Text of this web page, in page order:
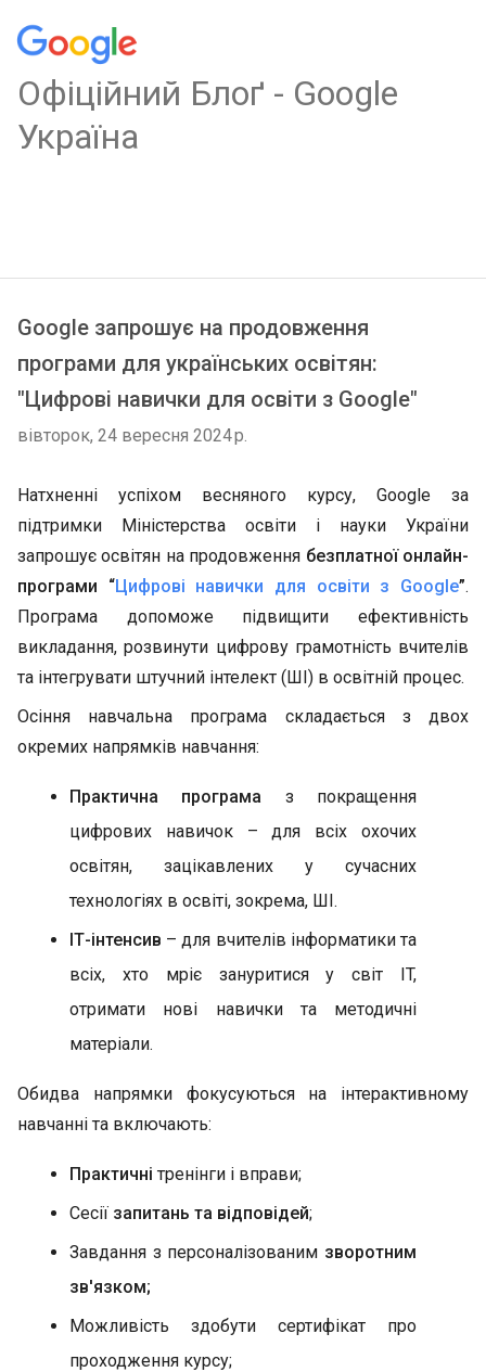
Oфіційний Блоґ - Google
Україна
Google запрошує на продовження
програми для українських освітян:
"Цифрові навички для освіти з Google"
вівторок, 24 вересня 2024 р.
Натхненні успіхом весняного курсу, Google за
підтримки Міністерства освіти і науки України
запрошує освітян на продовження безплатної онлайн-
програми “Цифрові навички для освіти з Google”.
Програма допоможе підвищити ефективність
викладання, розвинути цифрову грамотність вчителів
та інтегрувати штучний інтелект (ШІ) в освітній процес.
Осіння навчальна програма складається з двох
окремих напрямків навчання:
Практична програма з покращення
цифрових навичок – для всіх охочих
освітян, зацікавлених у сучасних
технологіях в освіті, зокрема, ШІ.
ІТ-інтенсив – для вчителів інформатики та
всіх, хто мріє зануритися у світ IT,
отримати нові навички та методичні
матеріали.
Обидва напрямки фокусуються на інтерактивному
навчанні та включають:
Практичні тренінги і вправи;
Сесії запитань та відповідей;
Завдання з персоналізованим зворотним
зв'язком;
Можливість здобути сертифікат про
проходження курсу;